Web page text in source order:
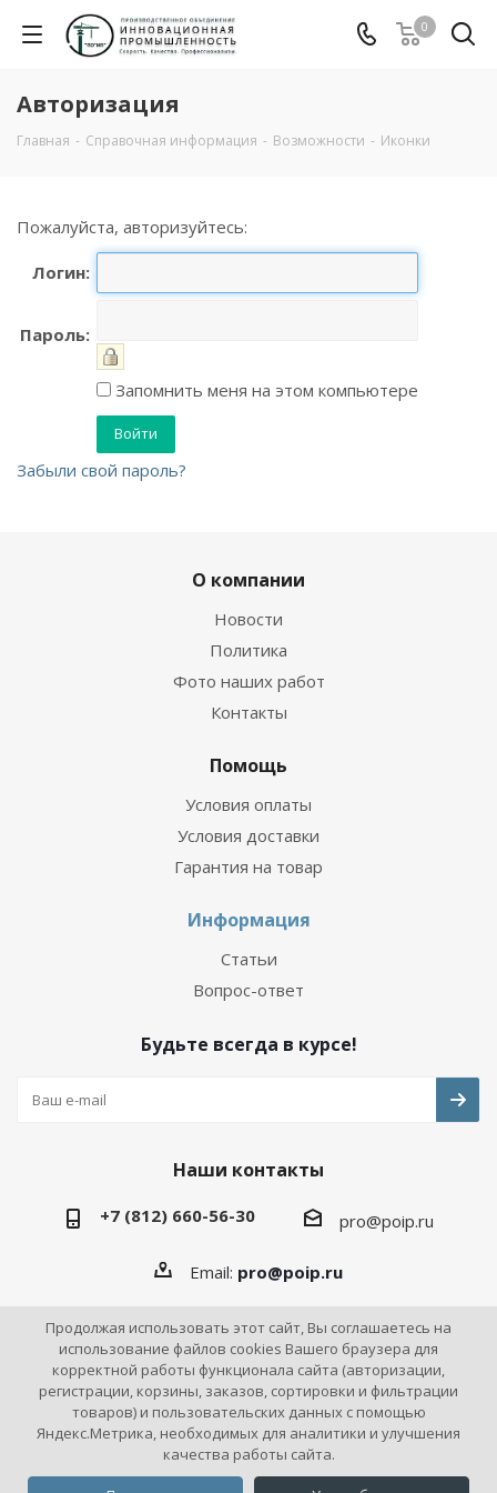
0
Авторизация
Главная - Справочная информация - Возможности - Иконки
Пожалуйста, авторизуйтесь:
Логин:
Пароль:
Запомнить меня на этом компьютере
Забыли свой пароль?
О компании
Новости
Политика
Фото наших работ
Контакты
Помощь
Условия оплаты
Условия доставки
Гарантия на товар
Информация
Статьи
Вопрос-ответ
Будьте всегда в курсе!
Наши контакты
+7 (812) 660-56-30 pro@poip.ru
Email: pro@poip.ru
2026 © ПО "Инновационная промышленность"
Продолжая использовать этот сайт, Вы соглашаетесь на
использование файлов cookies Вашего браузера для
корректной работы функционала сайта (авторизации,
регистрации, корзины, заказов, сортировки и фильтрации
товаров) и пользовательских данных с помощью
Яндекс.Метрика, необходимых для аналитики и улучшения
качества работы сайта.